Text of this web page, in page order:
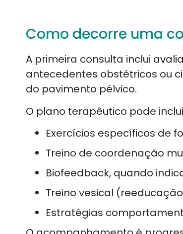
Como decorre uma
A primeira consulta inclui
antecedentes obstétricos ou
do pavimento pélvico.
O plano terapêutico pode
Exercícios específicos de
Treino de coordenação
Biofeedback, quando
Treino vesical
Estratégias